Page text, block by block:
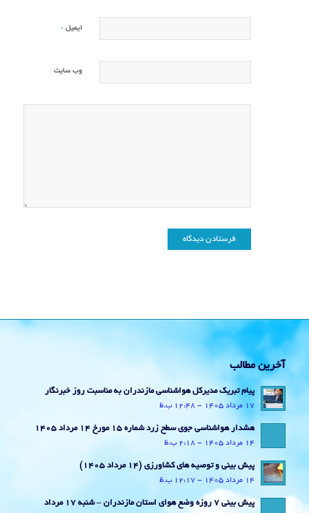
ایمیل *
وب‌ سایت
آخرین مطالب
پیام تبریک مدیرکل هواشناسی مازندران به مناسبت روز خبرنگار
17 مرداد 1405 - 12:48 ب.ظ
هشدار هواشناسی جوی سطح زرد شماره 15 مورخ 14 مرداد 1405
14 مرداد 1405 - 2:18 ب.ظ
پیش بینی و توصیه های کشاورزی (14 مرداد ۱۴۰۵)
14 مرداد 1405 - 12:17 ب.ظ
پیش بینی 7 روزه وضع هوای استان مازندران – شنبه 17 مرداد